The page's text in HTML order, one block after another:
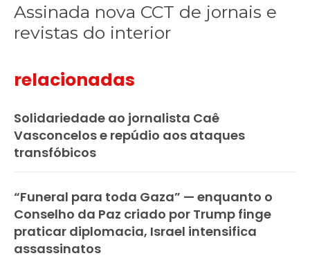
Assinada nova CCT de jornais e
revistas do interior
relacionadas
Solidariedade ao jornalista Caê
Vasconcelos e repúdio aos ataques
transfóbicos
“Funeral para toda Gaza” — enquanto o
Conselho da Paz criado por Trump finge
praticar diplomacia, Israel intensifica
assassinatos